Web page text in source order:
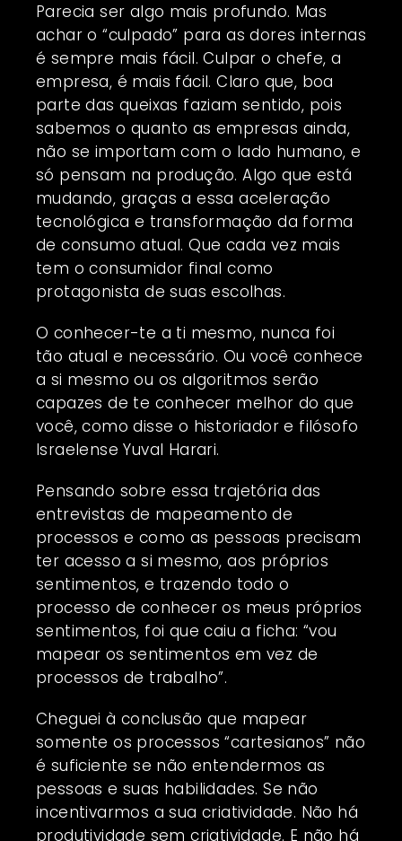
Parecia ser algo mais profundo. Mas
achar o “culpado” para as dores internas
é sempre mais fácil. Culpar o chefe, a
empresa, é mais fácil. Claro que, boa
parte das queixas faziam sentido, pois
sabemos o quanto as empresas ainda,
não se importam com o lado humano, e
só pensam na produção. Algo que está
mudando, graças a essa aceleração
tecnológica e transformação da forma
de consumo atual. Que cada vez mais
tem o consumidor final como
protagonista de suas escolhas.
O conhecer-te a ti mesmo, nunca foi
tão atual e necessário. Ou você conhece
a si mesmo ou os algoritmos serão
capazes de te conhecer melhor do que
você, como disse o historiador e filósofo
Israelense Yuval Harari.
Pensando sobre essa trajetória das
entrevistas de mapeamento de
processos e como as pessoas precisam
ter acesso a si mesmo, aos próprios
sentimentos, e trazendo todo o
processo de conhecer os meus próprios
sentimentos, foi que caiu a ficha: “vou
mapear os sentimentos em vez de
processos de trabalho”.
Cheguei à conclusão que mapear
somente os processos “cartesianos” não
é suficiente se não entendermos as
pessoas e suas habilidades. Se não
incentivarmos a sua criatividade. Não há
produtividade sem criatividade. E não há